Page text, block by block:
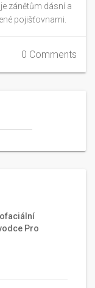
zánětům dásní a
pojišťovnami.
0 Comments
Pro